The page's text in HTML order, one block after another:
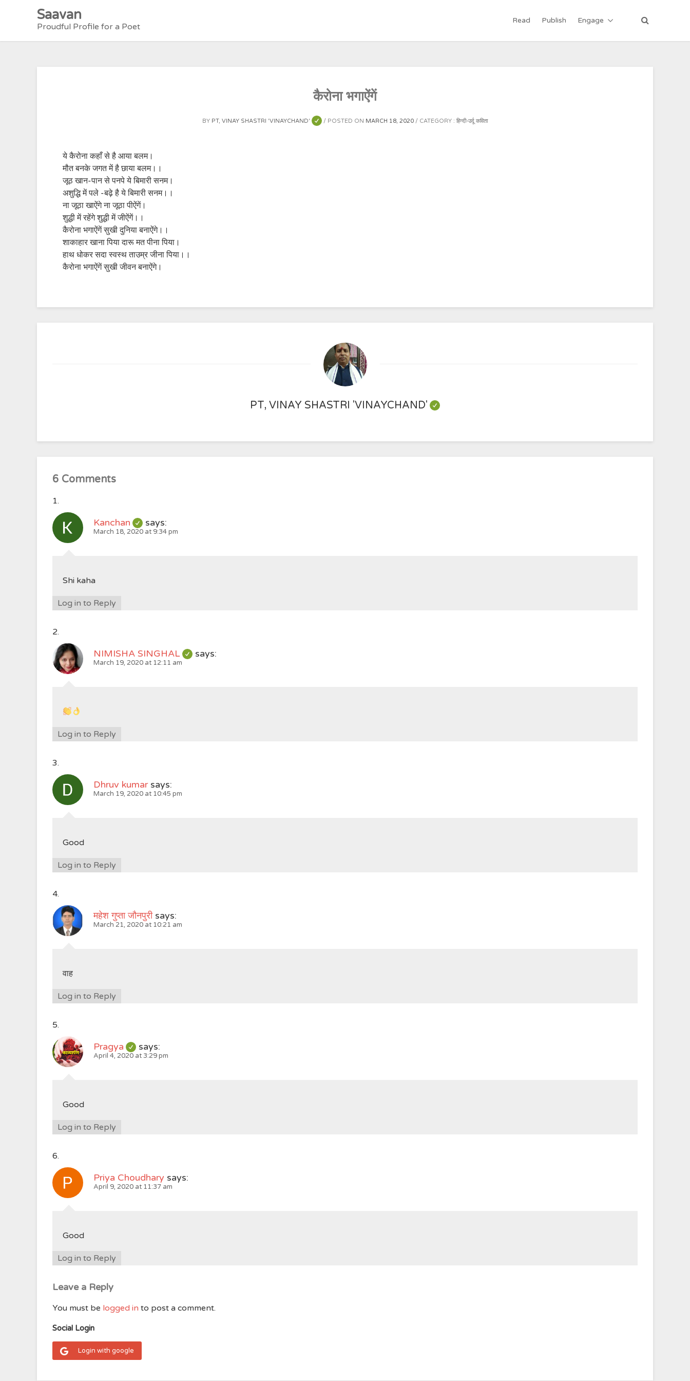
Saavan
Proudful Profile for a Poet
Read Publish Engage
कैरोना भगाऐंगें
BY PT, VINAY SHASTRI 'VINAYCHAND' POSTED ON MARCH 18, 2020 CATEGORY : हिन्दी-उर्दू कविता
ये कैरोना कहाँ से है आया बलम।
मौत बनके जगत में है छाया बलम।।
जूठ खान-पान से पनपे ये बिमारी सनम।
अशुद्धि में पले -बढ़े है ये बिमारी सनम।।
ना जूठा खाऐंगे ना जूठा पीऐंगें।
शुद्धी में रहेंगे शुद्धी में जीऐंगें।।
कैरोना भगाऐंगें सुखी दुनिया बनाऐंगे।।
शाकाहार खाना पिया दारू मत पीना पिया।
हाथ धोकर सदा स्वस्थ ताउम्र जीना पिया।।
कैरोना भगाऐंगें सुखी जीवन बनाऐंगे।
PT, VINAY SHASTRI 'VINAYCHAND'
6 Comments
Kanchan says:
March 18, 2020 at 9:34 pm
Shi kaha
Log in to Reply
NIMISHA SINGHAL says:
March 19, 2020 at 12:11 am
Log in to Reply
Dhruv kumar says:
March 19, 2020 at 10:45 pm
Good
Log in to Reply
महेश गुप्ता जौनपुरी says:
March 21, 2020 at 10:21 am
वाह
Log in to Reply
Pragya says:
April 4, 2020 at 3:29 pm
Good
Log in to Reply
Priya Choudhary says:
April 9, 2020 at 11:37 am
Good
Log in to Reply
Leave a Reply
You must be logged in to post a comment.
Social Login
Login with google